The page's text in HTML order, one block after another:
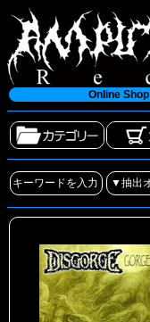
Online Shop